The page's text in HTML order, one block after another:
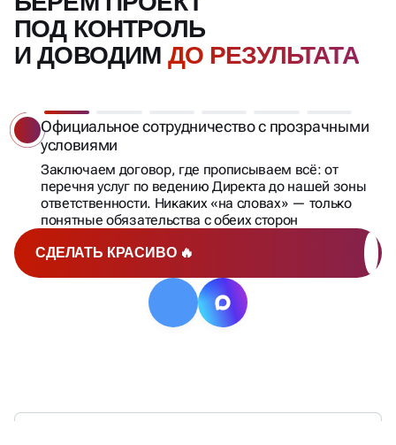
ПОД КОНТРОЛЬ
И ДОВОДИМ ДО РЕЗУЛЬТАТА
СДЕЛАТЬ КРАСИВО 🔥
Официальное сотрудничество с прозрачными
условиями
Заключаем договор, где прописываем всё: от
перечня услуг по ведению Директа до нашей зоны
ответственности. Никаких «на словах» — только
понятные обязательства с обеих сторон